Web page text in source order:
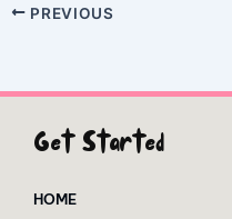
PREVIOUS
Get Started
HOME